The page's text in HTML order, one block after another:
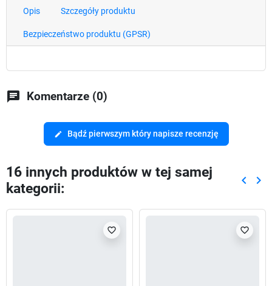
Opis Szczegóły produktu
Bezpieczeństwo produktu (GPSR)
chat Komentarze (0)
edit Bądź pierwszym który napisze recenzję
16 innych produktów w tej samej
kategorii:
keyboard_arrow_left keyboard_arrow_right
favorite_border favorite_border